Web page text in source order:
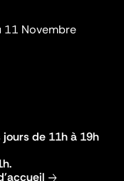
11 Novembre
de 11h à 19h